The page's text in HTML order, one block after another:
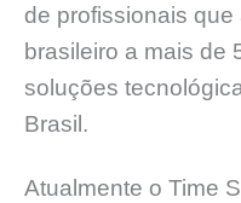
de profissionais
brasileiro a mais de
soluções
Brasil.
Atualmente o Time